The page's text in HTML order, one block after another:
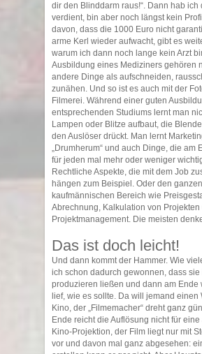
dir den Blinddarm raus!“. Dann hab ich
verdient, bin aber noch längst kein
davon, dass die 1000 Euro nicht
arme Kerl wieder aufwacht, gibt es
warum ich dann noch lange kein Arzt
Ausbildung eines Mediziners gehören
andere Dinge als aufschneiden,
zunähen. Und so ist es auch mit der
Filmerei. Während einer guten
entsprechenden Studiums lernt man
Lampen oder Blitze aufbaut, die
den Auslöser drückt. Man lernt
„Drumherum“ und auch Dinge, die am
für jeden mal mehr oder weniger
Rechtliche Aspekte, die mit dem Job
hängen zum Beispiel. Oder den ganzen
kaufmännischen Bereich wie
Abrechnung, Kalkulation von Projekten
Projektmanagement. Die meisten
Das ist doch leicht!
Und dann kommt der Hammer. Wie
ich schon dadurch gewonnen, dass
produzieren ließen und dann am Ende
lief, wie es sollte. Da will jemand einen
Kino, der „Filmemacher“ dreht ganz
Ende reicht die Auflösung nicht für
Kino-Projektion, der Film liegt nur mit
vor und davon mal ganz abgesehen: